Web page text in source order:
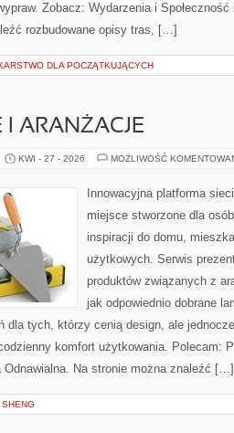
Zobacz: Wydarzenia i
rozbudowane opisy tras, […]
DLA POCZĄTKUJĄCYCH
I ARANŻACJE
KWI - 27 - 2026 MOŻLIWOŚĆ
Innowacyjna platforma
miejsce stworzone dla
inspiracji do domu,
użytkowych. Serwis
produktów związanych z
jak odpowiednio dobrane
dla tych, którzy cenią design, ale
komfort użytkowania. Polecam:
Odnawialna. Na stronie można znaleźć […]